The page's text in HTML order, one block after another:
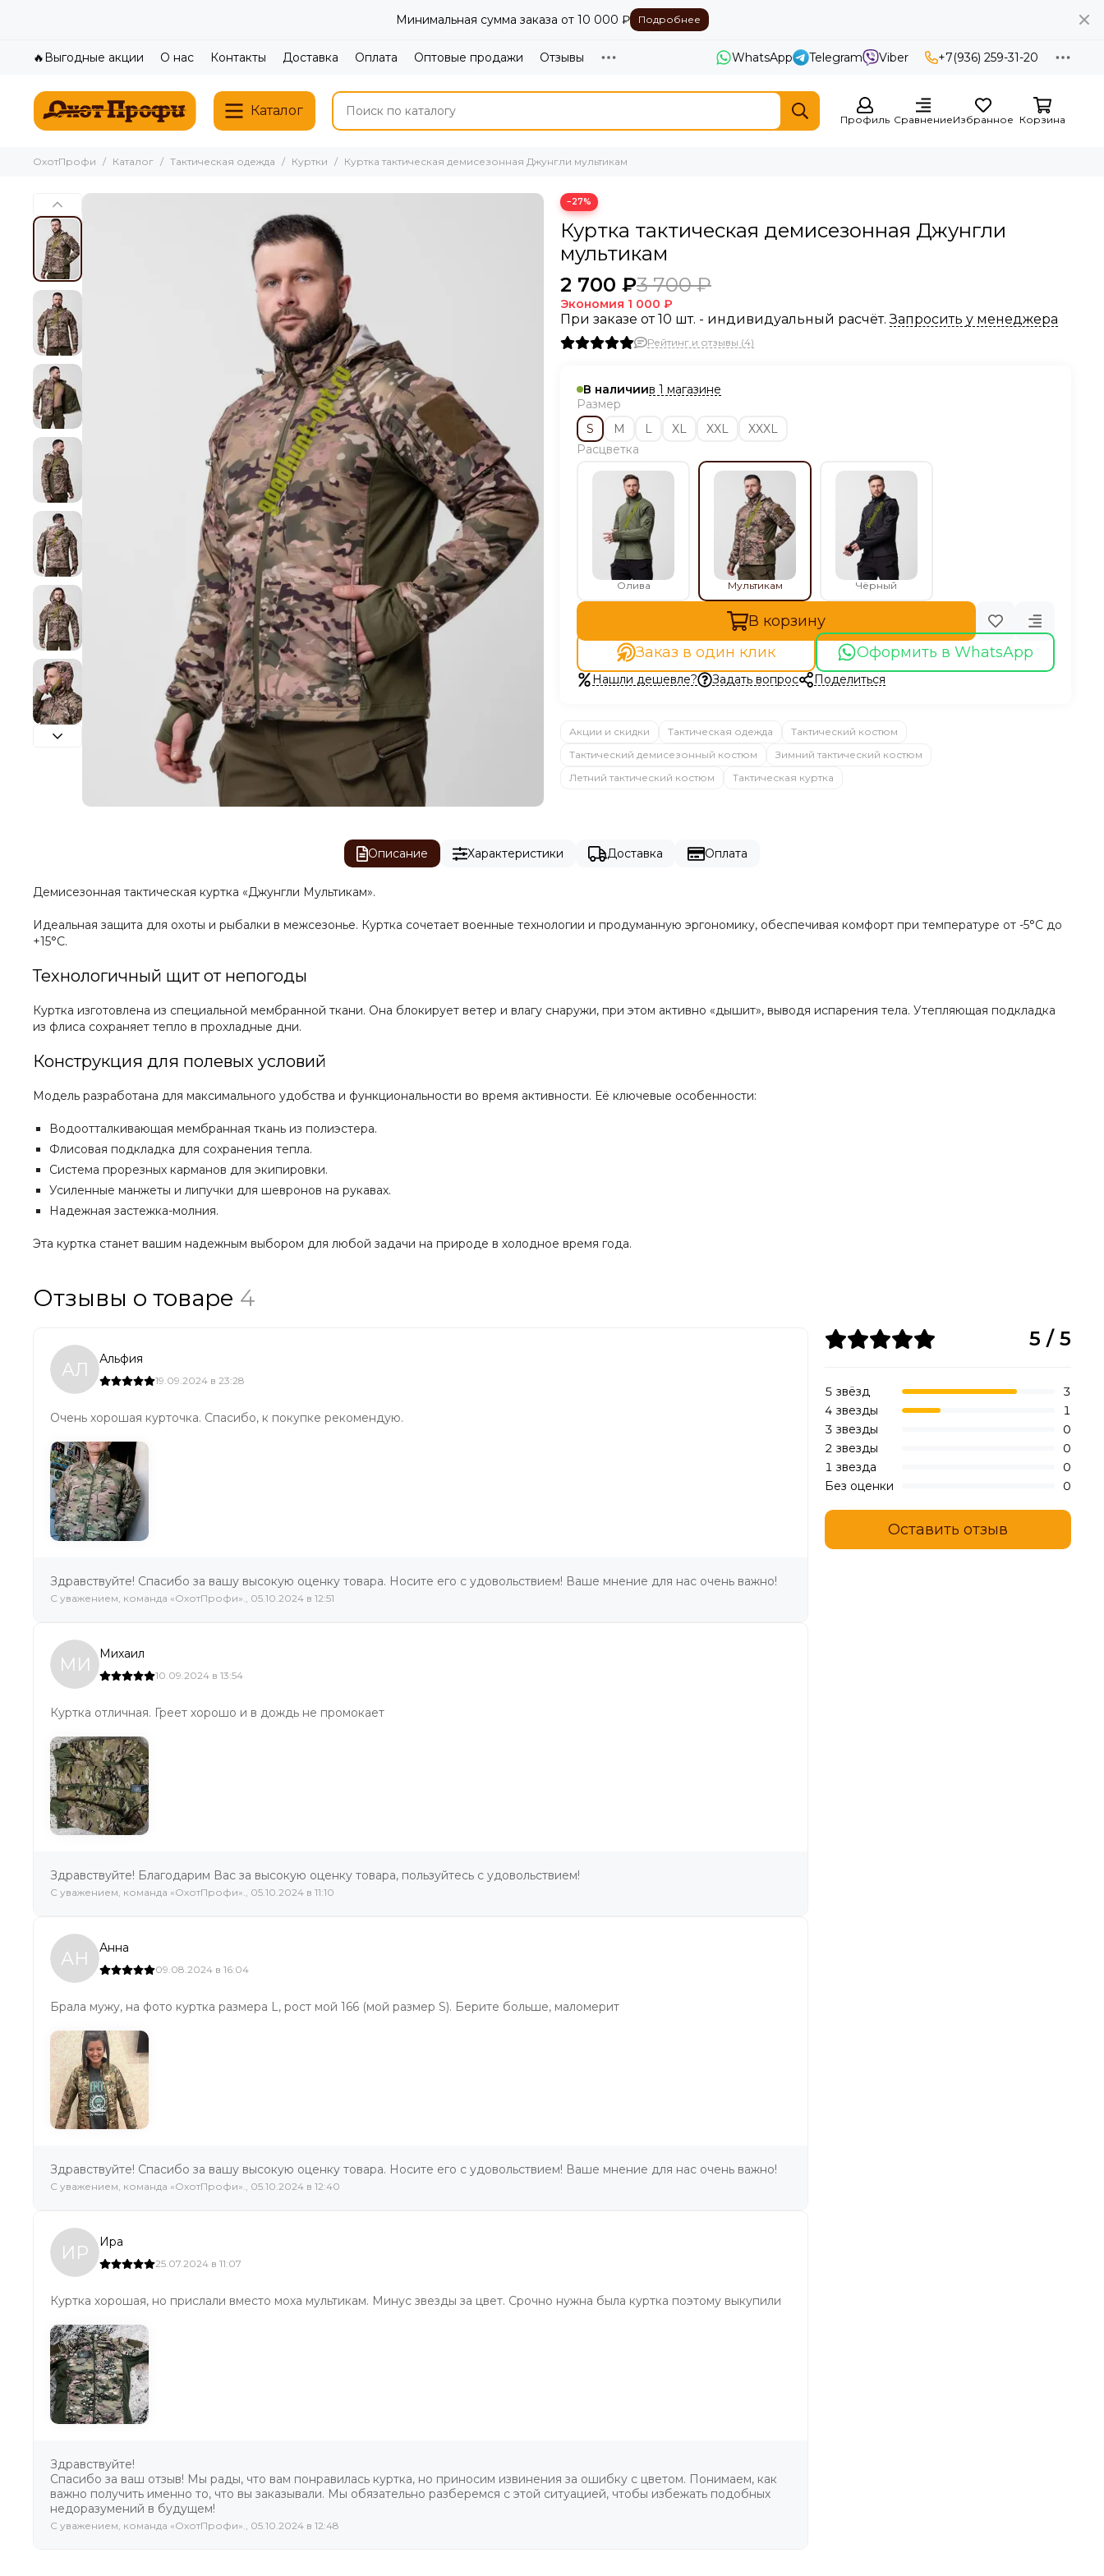
Минимальная сумма заказа от 10 000 ₽ Подробнее
🔥Выгодные акции О нас Контакты Доставка Оплата Оптовые продажи Отзывы WhatsApp Telegram Viber +7(936) 259-31-20
Каталог
Профиль СравнениеИзбранное Корзина
ОхотПрофи Каталог Тактическая одежда Куртки Куртка тактическая демисезонная Джунгли мультикам
−27%
Куртка тактическая демисезонная Джунгли
мультикам
2 700 ₽3 700 ₽
Экономия 1 000 ₽
При заказе от 10 шт. - индивидуальный расчёт.Запросить у менеджера
Рейтинг и отзывы (4)
В наличиив 1 магазине
Размер
S
M L XL XXL
XXXL
Расцветка
Олива Мультикам Чёрный
В корзину
Заказ в один клик
Оформить в WhatsApp
Нашли дешевле? Задать вопрос Поделиться
Акции и скидки Тактическая одежда
Тактический костюм
Тактический демисезонный костюм
Зимний тактический костюм
Летний тактический костюм
Тактическая куртка
Описание Характеристики Доставка Оплата
Демисезонная тактическая куртка «Джунгли Мультикам».
Идеальная защита для охоты и рыбалки в межсезонье. Куртка сочетает военные технологии и продуманную эргономику, обеспечивая комфорт при температуре от -5°C до
+15°C.
Технологичный щит от непогоды
Куртка изготовлена из специальной мембранной ткани. Она блокирует ветер и влагу снаружи, при этом активно «дышит», выводя испарения тела. Утепляющая подкладка
из флиса сохраняет тепло в прохладные дни.
Конструкция для полевых условий
Модель разработана для максимального удобства и функциональности во время активности. Её ключевые особенности:
Водоотталкивающая мембранная ткань из полиэстера.
Флисовая подкладка для сохранения тепла.
Система прорезных карманов для экипировки.
Усиленные манжеты и липучки для шевронов на рукавах.
Надежная застежка-молния.
Эта куртка станет вашим надежным выбором для любой задачи на природе в холодное время года.
Отзывы о товаре 4
АЛ Альфия
19.09.2024 в 23:28
Очень хорошая курточка. Спасибо, к покупке рекомендую.
Здравствуйте! Спасибо за вашу высокую оценку товара. Носите его с удовольствием! Ваше мнение для нас очень важно!
C уважением, команда «ОхотПрофи»., 05.10.2024 в 12:51
МИ Михаил
10.09.2024 в 13:54
Куртка отличная. Греет хорошо и в дождь не промокает
Здравствуйте! Благодарим Вас за высокую оценку товара, пользуйтесь с удовольствием!
C уважением, команда «ОхотПрофи»., 05.10.2024 в 11:10
АН Анна
09.08.2024 в 16:04
Брала мужу, на фото куртка размера L, рост мой 166 (мой размер S). Берите больше, маломерит
Здравствуйте! Спасибо за вашу высокую оценку товара. Носите его с удовольствием! Ваше мнение для нас очень важно!
C уважением, команда «ОхотПрофи»., 05.10.2024 в 12:40
ИР Ира
25.07.2024 в 11:07
Куртка хорошая, но прислали вместо моха мультикам. Минус звезды за цвет. Срочно нужна была куртка поэтому выкупили
Здравствуйте!
Спасибо за ваш отзыв! Мы рады, что вам понравилась куртка, но приносим извинения за ошибку с цветом. Понимаем, как
важно получить именно то, что вы заказывали. Мы обязательно разберемся с этой ситуацией, чтобы избежать подобных
недоразумений в будущем!
C уважением, команда «ОхотПрофи»., 05.10.2024 в 12:48
5 / 5
5 звёзд
3
4 звезды
1
3 звезды
0
2 звезды
0
1 звезда
0
Без оценки
0
Оставить отзыв